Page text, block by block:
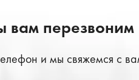
вам перезвоним
и мы свяжемся с